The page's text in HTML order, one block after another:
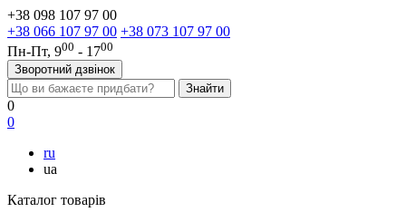
+38 098 107 97 00
+38 066 107 97 00 +38 073 107 97 00
Пн-Пт, 900 - 1700
Зворотний дзвінок
0
0
ru
ua
Каталог товарів